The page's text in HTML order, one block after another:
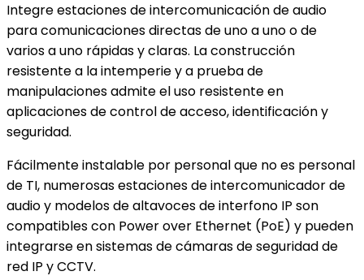
Integre estaciones de intercomunicación de audio
para comunicaciones directas de uno a uno o de
varios a uno rápidas y claras. La construcción
resistente a la intemperie y a prueba de
manipulaciones admite el uso resistente en
aplicaciones de control de acceso, identificación y
seguridad.
Fácilmente instalable por personal que no es personal
de TI, numerosas estaciones de intercomunicador de
audio y modelos de altavoces de interfono IP son
compatibles con Power over Ethernet (PoE) y pueden
integrarse en sistemas de cámaras de seguridad de
red IP y CCTV.